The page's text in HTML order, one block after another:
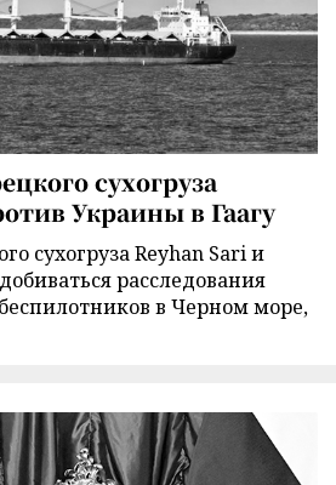
сухогруза
Украины в Гаагу
сухогруза Reyhan Sari и
расследования
в Черном море,